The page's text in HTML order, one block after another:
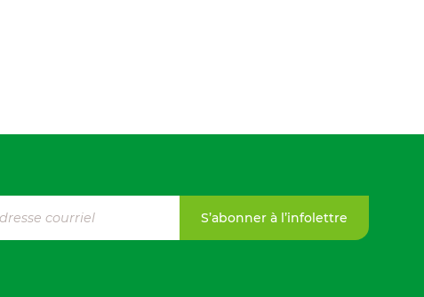
S’abonner à l’infolettre